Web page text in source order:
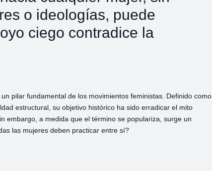
o ideologías, puede
ciego contradice la
pilar fundamental de los movimientos feministas. Definido como
estructural, su objetivo histórico ha sido erradicar el mito
embargo, a medida que el término se populariza, surge un
las mujeres deben practicar entre sí?